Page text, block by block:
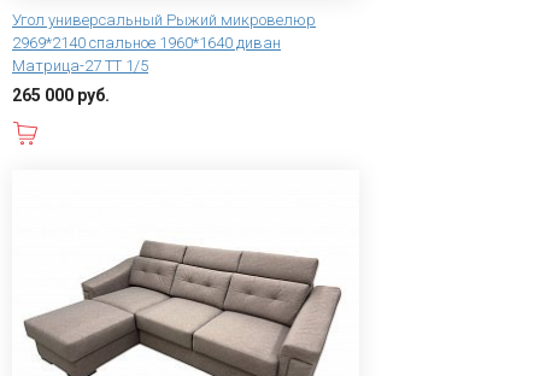
Угол универсальный Рыжий микровелюр
2969*2140 спальное 1960*1640 диван
Матрица-27 ТТ 1/5
265 000 руб.